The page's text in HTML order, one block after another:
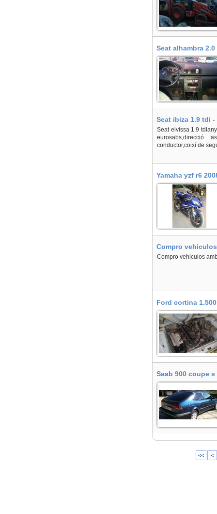
Seat alhambra
Seat ibiza 1.9 tdi
Seat eivissa 1.9
eurosabs,direcció
conductor,coixí de
Yamaha yzf r6
Compro
Compro vehiculos
Ford cortina
Saab 900 coupe
<< <